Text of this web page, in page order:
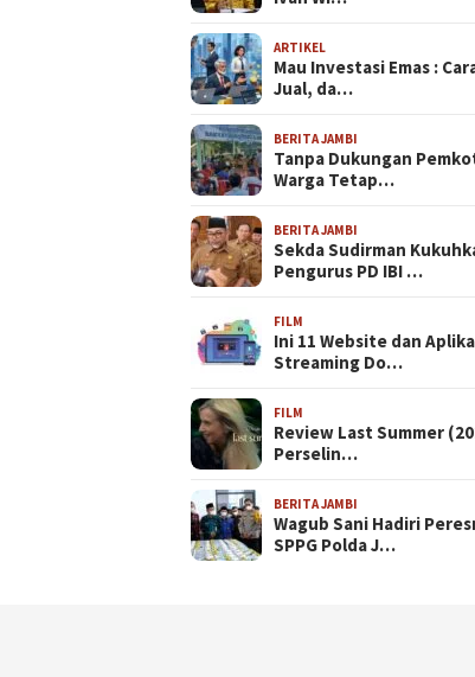
ARTIKEL
Mau Investasi Emas :
Jual, da…
BERITA JAMBI
Tanpa Dukungan
Warga Tetap…
BERITA JAMBI
Sekda Sudirman
Pengurus PD IBI …
FILM
Ini 11 Website dan
Streaming Do…
FILM
Review Last Summer
Perselin…
BERITA JAMBI
Wagub Sani Hadiri
SPPG Polda J…